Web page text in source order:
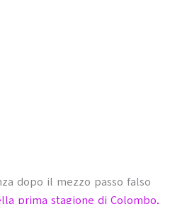
dopo il mezzo passo falso
prima stagione di Colombo,